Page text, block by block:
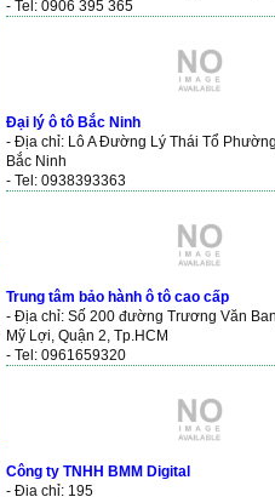
- Tel: 0906 395 365
Đại lý ô tô Bắc Ninh
- Địa chỉ: Lô A Đường Lý Thái Tổ
Bắc Ninh
- Tel: 0938393363
Trung tâm bảo hành ô tô cao cấp
- Địa chỉ: Số 200 đường Trương Văn
Mỹ Lợi, Quận 2, Tp.HCM
- Tel: 0961659320
Công ty TNHH BMM Digital
- Địa chỉ: 195